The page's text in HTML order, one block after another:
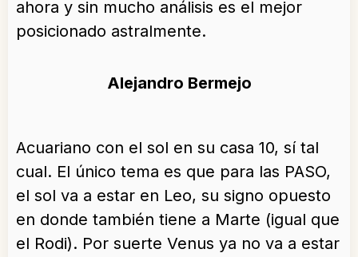
ahora y sin mucho análisis es el mejor
posicionado astralmente.
Alejandro Bermejo
Acuariano con el sol en su casa 10, sí tal
cual. El único tema es que para las PASO,
el sol va a estar en Leo, su signo opuesto
en donde también tiene a Marte (igual que
el Rodi). Por suerte Venus ya no va a estar